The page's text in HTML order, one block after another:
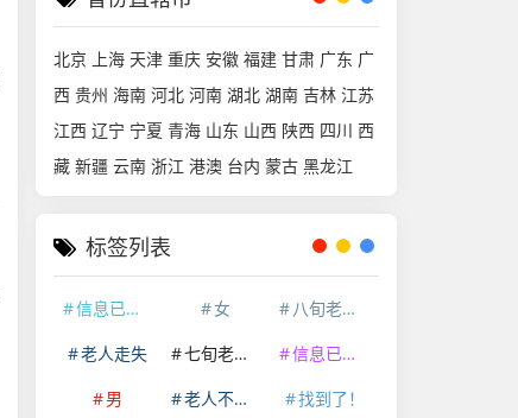
北京 上海 天津 重庆 安徽 福建 甘肃 广东 广
西 贵州 海南 河北 河南 湖北 湖南 吉林 江苏
江西 辽宁 宁夏 青海 山东 山西 陕西 四川 西
藏 新疆 云南 浙江 港澳 台内 蒙古 黑龙江
标签列表
信息已经删除 女
八旬老人走失
老人走失
七旬老人走失
信息已删除
男
老人不慎走失
找到了！